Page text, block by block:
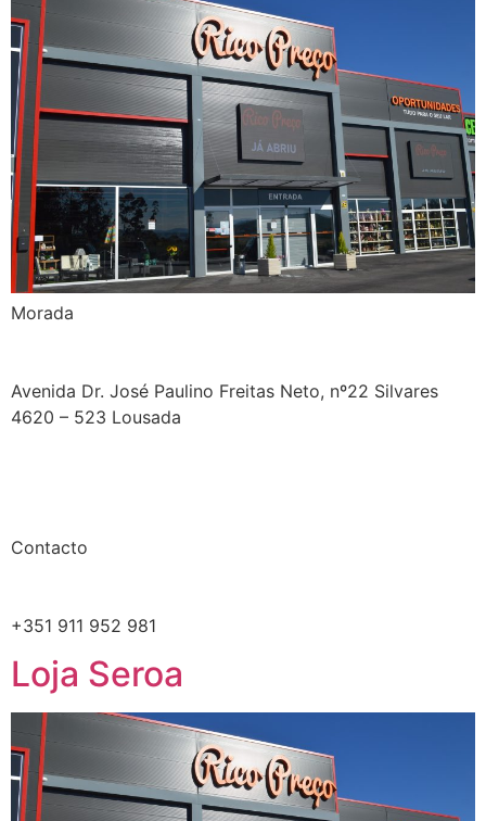
Morada
Avenida Dr. José Paulino Freitas Neto, nº22 Silvares
4620 – 523 Lousada
Contacto
+351 911 952 981
Loja Seroa